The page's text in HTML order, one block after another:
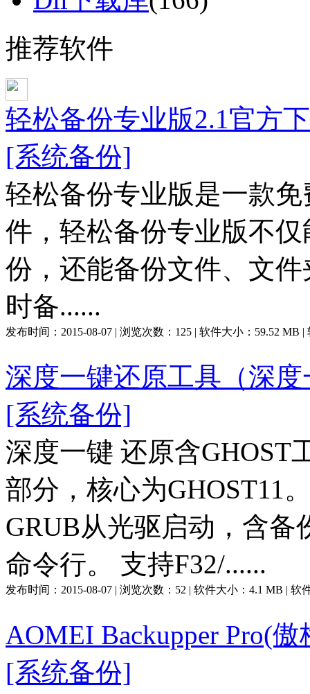
推荐软件
轻松备份专业版2.1官方
[系统备份]
轻松备份专业版是一款
件，轻松备份专业版不
份，还能备份文件、文
时备......
发布时间： 2015-08-07 | 浏览次数： 125 | 软件大小： 59.52 MB |
深度一键还原工具（深
[系统备份]
深度一键 还原含GHOST
部分，核心为GHOST11
GRUB从光驱启动，含备
命令行。 支持F32/......
发布时间： 2015-08-07 | 浏览次数： 52 | 软件大小： 4.1 MB | 软
AOMEI Backupper Pro(
[系统备份]